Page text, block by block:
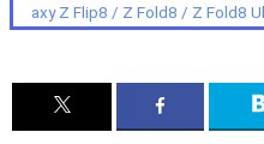
axy Z Flip8 / Z Fold8 / Z Fold8